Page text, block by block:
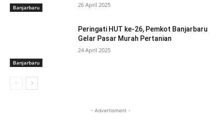
Banjarbaru 26 April 2025
Banjarbaru
Peringati HUT ke-26, Pemkot Banjarbaru
Gelar Pasar Murah Pertanian
24 April 2025
- Advertisment -